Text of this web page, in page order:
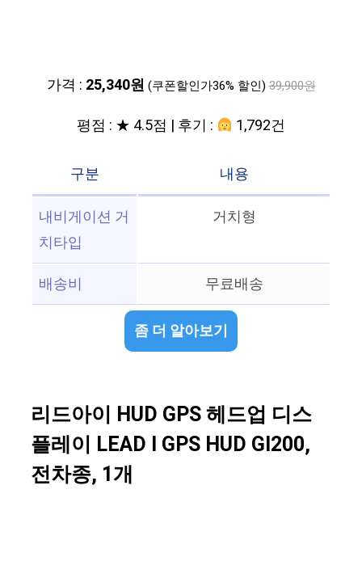
가격 : 25,340원 (쿠폰할인가36% 할인) 39,900원
평점 : ★ 4.5점 | 후기 : 1,792건
구분
내용
내비게이션 거
치타입
거치형
배송비 무료배송
좀 더 알아보기
리드아이 HUD GPS 헤드업 디스
플레이 LEAD I GPS HUD GI200,
전차종, 1개